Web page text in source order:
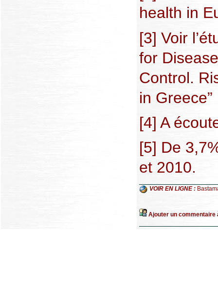
health in
[3] Voir
for
Control.
in Greece”
[4] A
[5] De
et 2010.
VOIR EN LIGNE :
Ajouter un commentaire